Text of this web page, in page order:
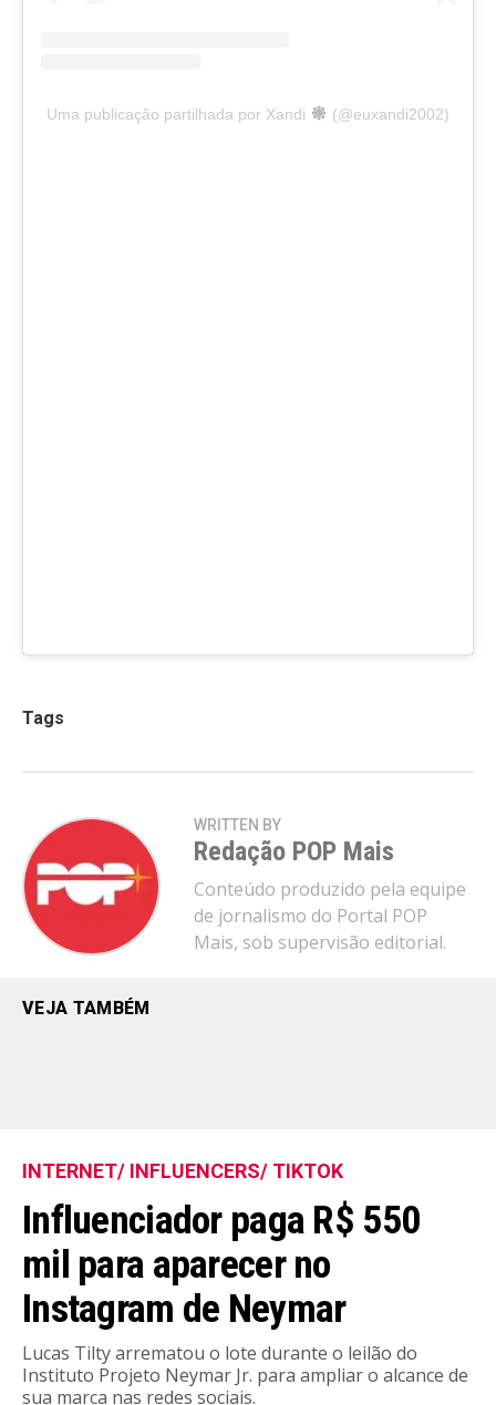
Uma publicação partilhada por Xandi (@euxandi2002)
Tags
WRITTEN BY
Redação POP Mais
Conteúdo produzido pela equipe
de jornalismo do Portal POP
Mais, sob supervisão editorial.
VEJA TAMBÉM
INTERNET/ INFLUENCERS/ TIKTOK
Influenciador paga R$ 550
mil para aparecer no
Instagram de Neymar
Lucas Tilty arrematou o lote durante o leilão do
Instituto Projeto Neymar Jr. para ampliar o alcance de
sua marca nas redes sociais.